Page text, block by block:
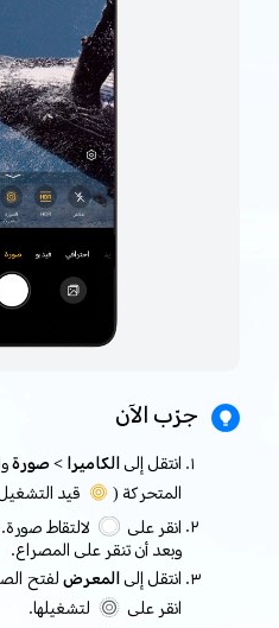
جرّب الآن
انتقل إلىالكاميرا > صورة
المتحركة (
قيد
انقر على
لالتقاط
وبعد أن تنقر على المصراع.
انتقل إلىالمعرضلفتح
انقر على
لتشغيلها.